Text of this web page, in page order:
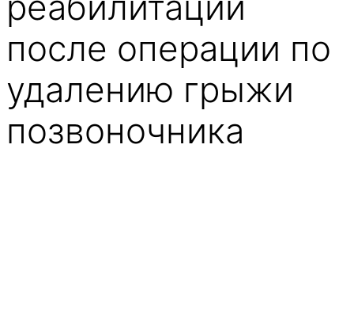
после операции по
удалению грыжи
позвоночника